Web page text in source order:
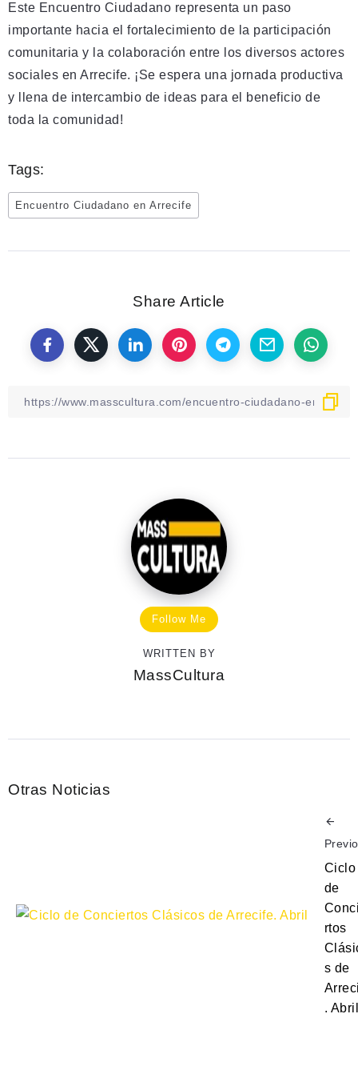
Este Encuentro Ciudadano representa un paso
importante hacia el fortalecimiento de la participación
comunitaria y la colaboración entre los diversos actores
sociales en Arrecife. ¡Se espera una jornada productiva
y llena de intercambio de ideas para el beneficio de
toda la comunidad!
Tags:
Encuentro Ciudadano en Arrecife
Share Article
Follow Me
WRITTEN BY
MassCultura
Otras Noticias
Ciclo
de
rtos
s de
. Abril